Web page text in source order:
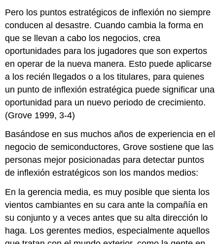
Pero los puntos estratégicos de inflexión no siempre
conducen al desastre. Cuando cambia la forma en
que se llevan a cabo los negocios, crea
oportunidades para los jugadores que son expertos
en operar de la nueva manera. Esto puede aplicarse
a los recién llegados o a los titulares, para quienes
un punto de inflexión estratégica puede significar una
oportunidad para un nuevo periodo de crecimiento.
(Grove 1999, 3-4)
Basándose en sus muchos años de experiencia en el
negocio de semiconductores, Grove sostiene que las
personas mejor posicionadas para detectar puntos
de inflexión estratégicos son los mandos medios:
En la gerencia media, es muy posible que sienta los
vientos cambiantes en su cara ante la compañía en
su conjunto y a veces antes que su alta dirección lo
haga. Los gerentes medios, especialmente aquellos